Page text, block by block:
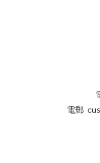
電郵